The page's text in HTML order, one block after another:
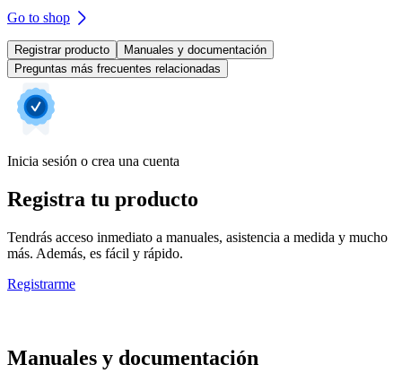
Go to shop
Registrar producto
Manuales y documentación
Preguntas más frecuentes relacionadas
Inicia sesión o crea una cuenta
Registra tu producto
Tendrás acceso inmediato a manuales, asistencia a medida y mucho
más. Además, es fácil y rápido.
Registrarme
Manuales y documentación